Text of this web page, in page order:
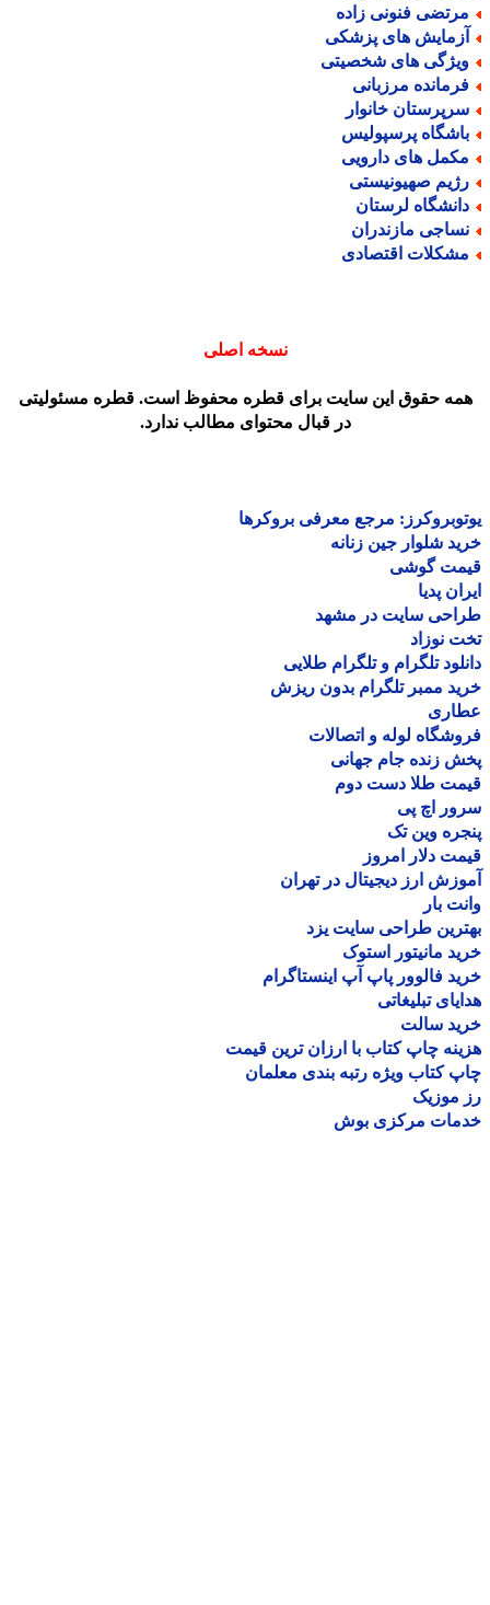
فنونی زاده
های پزشکی
های شخصیتی
مرزبانی
خانوار
پرسپولیس
های دارویی
صهیونیستی
لرستان
مازندران
اقتصادی
نسخه اصلی
حقوق این سایت برای قطره محفوظ است. قطره مسئولیتی
در قبال محتوای مطالب ندارد.
مرجع معرفی بروکرها
شلوار جین زنانه
گوشی
پدیا
سایت در مشهد
نوزاد
تلگرام و تلگرام طلایی
ممبر تلگرام بدون ریزش
لوله و اتصالات
زنده جام جهانی
طلا دست دوم
اچ پی
وین تک
دلار امروز
ارز دیجیتال در تهران
بار
طراحی سایت یزد
مانیتور استوک
فالوور پاپ آپ اینستاگرام
تبلیغاتی
سالت
چاپ کتاب با ارزان ترین قیمت
کتاب ویژه رتبه بندی معلمان
موزیک
مرکزی بوش